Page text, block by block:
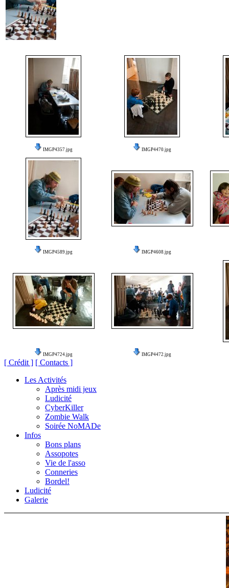
IMGP4357.jpg IMGP4470.jpg
IMGP4589.jpg IMGP4608.jpg
IMGP4724.jpg IMGP4472.jpg
[ Crédit ] [ Contacts ]
Les Activités
Après midi jeux
Ludicité
CyberKiller
Zombie Walk
Soirée NoMADe
Infos
Bons plans
Assopotes
Vie de l'asso
Conneries
Bordel!
Ludicité
Galerie